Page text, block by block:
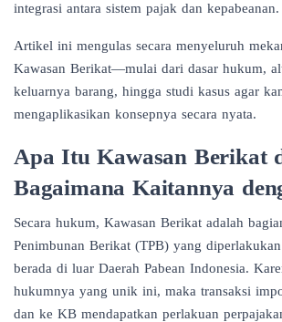
integrasi antara sistem pajak dan kepabeanan.
Artikel ini mengulas secara menyeluruh
Kawasan Berikat—mulai dari dasar hukum,
keluarnya barang, hingga studi kasus agar
mengaplikasikan konsepnya secara nyata.
Apa Itu Kawasan Berikat
Bagaimana Kaitannya
Secara hukum, Kawasan Berikat adalah
Penimbunan Berikat (TPB) yang diperlakukan
berada di luar Daerah Pabean Indonesia.
hukumnya yang unik ini, maka transaksi
dan ke KB mendapatkan perlakuan